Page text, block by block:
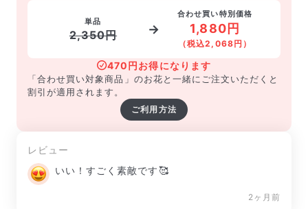
単品
2,350円 →
合わせ買い特別価格
1,880円
（税込2,068円）
470円お得になります
「合わせ買い対象商品」のお花と一緒にご注文いただくと
割引が適用されます。
ご利用方法
レビュー
いい！すごく素敵です🥰
2ヶ月前